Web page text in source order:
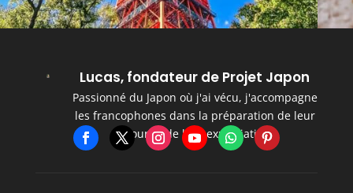
Lucas, fondateur de Projet Japon
Passionné du Japon où j'ai vécu, j'accompagne
les francophones dans la préparation de leur
séjour et de leur expatriation.